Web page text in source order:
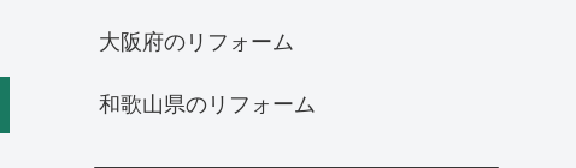
大阪府のリフォーム
和歌山県のリフォーム